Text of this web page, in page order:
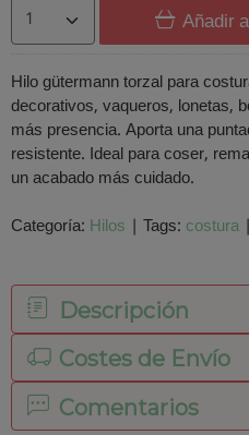
Añadir
Hilo gütermann torzal para
decorativos, vaqueros, lonetas,
más presencia. Aporta una
resistente. Ideal para coser,
un acabado más cuidado.
Categoría: Hilos | Tags: costura |
Descripción
Costes de Envío
Comentarios